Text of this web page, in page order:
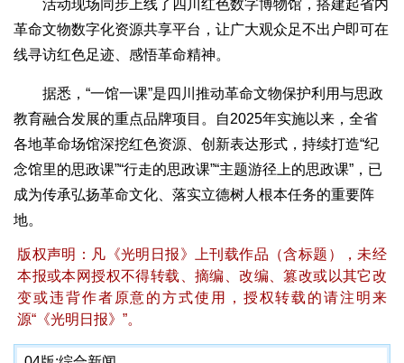
活动现场同步上线了四川红色数字博物馆，搭建起省内
革命文物数字化资源共享平台，让广大观众足不出户即可在
线寻访红色足迹、感悟革命精神。
据悉，“一馆一课”是四川推动革命文物保护利用与思政
教育融合发展的重点品牌项目。自2025年实施以来，全省
各地革命场馆深挖红色资源、创新表达形式，持续打造“纪
念馆里的思政课”“行走的思政课”“主题游径上的思政课”，已
成为传承弘扬革命文化、落实立德树人根本任务的重要阵
地。
版权声明：凡《光明日报》上刊载作品（含标题），未经
本报或本网授权不得转载、摘编、改编、篡改或以其它改
变或违背作者原意的方式使用，授权转载的请注明来
源“《光明日报》”。